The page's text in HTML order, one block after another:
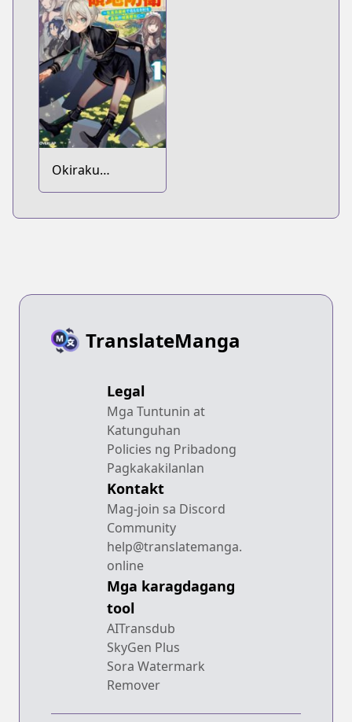
Okiraku
Ryoushu no
TranslateManga
Legal
Mga Tuntunin at
Katunguhan
Policies ng Pribadong
Pagkakakilanlan
Kontakt
Mag-join sa Discord
Community
help@translatemanga.
online
Mga karagdagang
tool
AITransdub
SkyGen Plus
Sora Watermark
Remover